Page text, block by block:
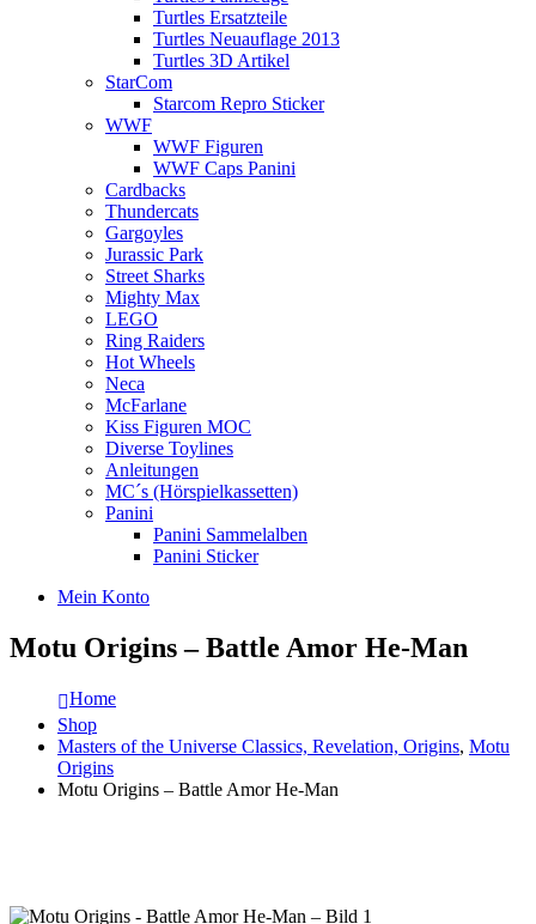
Turtles Ersatzteile
Turtles Neuauflage 2013
Turtles 3D Artikel
StarCom
Starcom Repro Sticker
WWF
WWF Figuren
WWF Caps Panini
Cardbacks
Thundercats
Gargoyles
Jurassic Park
Street Sharks
Mighty Max
LEGO
Ring Raiders
Hot Wheels
Neca
McFarlane
Kiss Figuren MOC
Diverse Toylines
Anleitungen
MC´s (Hörspielkassetten)
Panini
Panini Sammelalben
Panini Sticker
Mein Konto
Motu Origins – Battle Amor He-Man
Home
Shop
Masters of the Universe Classics, Revelation, Origins, Motu
Origins
Motu Origins – Battle Amor He-Man